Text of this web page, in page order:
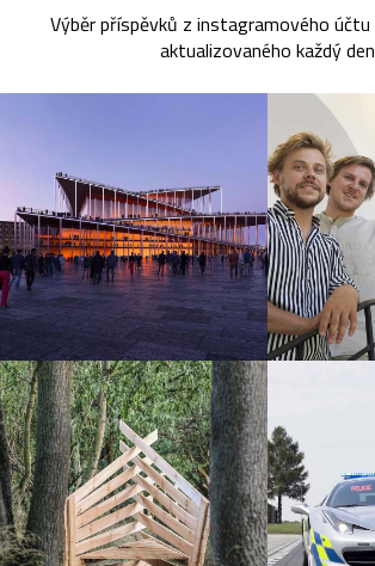
Výběr příspěvků z instagramového účtu
aktualizovaného každý den